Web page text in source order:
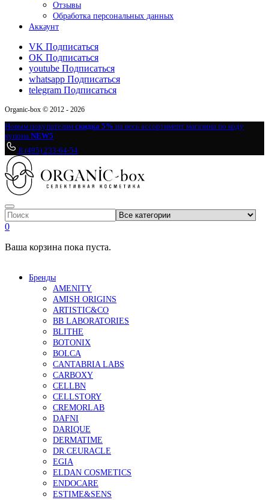
Отзывы
Обработка персональных данных
Аккаунт
VK Подписаться
OK Подписаться
youtube Подписаться
whatsapp Подписаться
telegram Подписаться
Organic-box © 2012 - 2026
Новым покупателям скидка 5% на весь ассортимент магазина по коду
купона NEW5
8 (495) 233-64-54
0
Ваша корзина пока пуста.
Бренды
AMENITY
AMISH ORIGINS
ARTISTIC&CO
BB LABORATORIES
BLITHE
BOTONIX
BOLCA
CANTABRIA LABS
CARBOXY
CELLBN
CELLSTORY
CREMORLAB
DAFNI
DARIQUE
DERMATIME
DR.CEURACLE
EGIA
ELDAN COSMETICS
ENDOCARE
ESTIME&SENS